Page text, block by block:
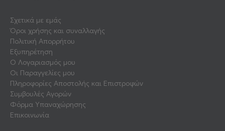
Σχετικά με εμάς
Όροι χρήσης και συναλλαγής
Πολιτική Απορρήτου
Εξυπηρέτηση
Ο Λογαριασμός μου
Οι Παραγγελίες μου
Πληροφορίες Αποστολής και Επιστροφών
Συμβουλές Αγορών
Φόρμα Υπαναχώρησης
Επικοινωνία